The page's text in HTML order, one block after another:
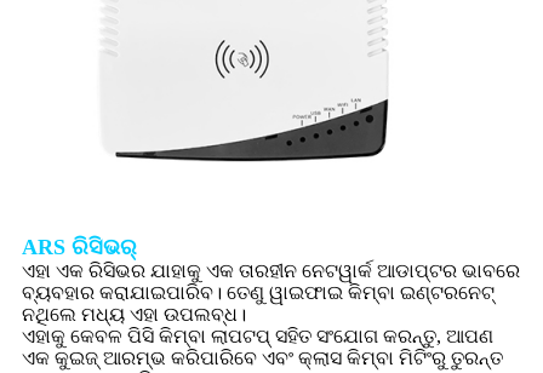
ARS ରିସିଭର୍
ଏହା ଏକ ରିସିଭର ଯାହାକୁ ଏକ ତାରହୀନ ନେଟୱାର୍କ ଆଡାପ୍ଟର ଭାବରେ
ବ୍ୟବହାର କରାଯାଇପାରିବ। ତେଣୁ ୱାଇଫାଇ କିମ୍ବା ଇଣ୍ଟରନେଟ୍
ନଥିଲେ ମଧ୍ୟ ଏହା ଉପଲବ୍ଧ।
ଏହାକୁ କେବଳ ପିସି କିମ୍ବା ଲାପଟପ୍ ସହିତ ସଂଯୋଗ କରନ୍ତୁ, ଆପଣ
ଏକ କୁଇଜ୍ ଆରମ୍ଭ କରିପାରିବେ ଏବଂ କ୍ଲାସ କିମ୍ବା ମିଟିଂରୁ ତୁରନ୍ତ